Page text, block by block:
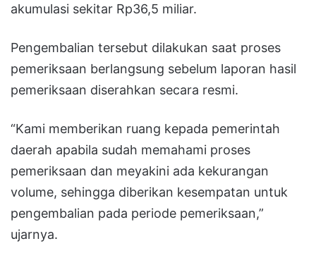
akumulasi sekitar Rp36,5 miliar.
Pengembalian tersebut dilakukan saat proses
pemeriksaan berlangsung sebelum laporan hasil
pemeriksaan diserahkan secara resmi.
“Kami memberikan ruang kepada pemerintah
daerah apabila sudah memahami proses
pemeriksaan dan meyakini ada kekurangan
volume, sehingga diberikan kesempatan untuk
pengembalian pada periode pemeriksaan,”
ujarnya.